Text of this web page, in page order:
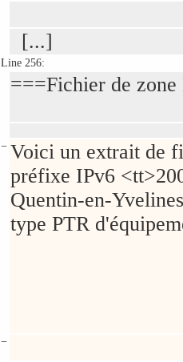
[...]
Line 256:
===Fichier de
− Voici un extrait de
préfixe IPv6
Quentin-en-
type PTR
−